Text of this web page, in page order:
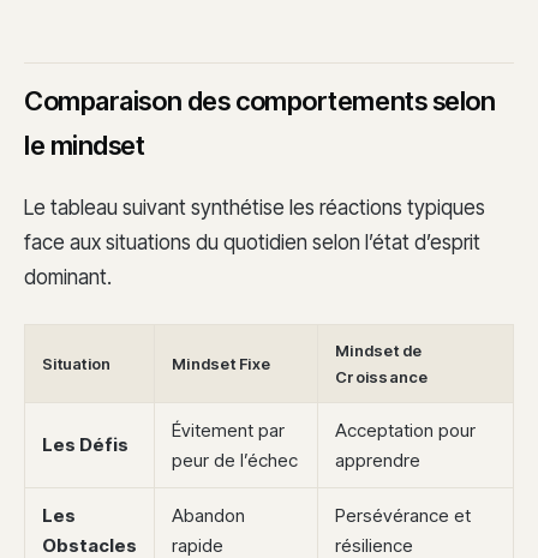
Comparaison des comportements selon
le mindset
Le tableau suivant synthétise les réactions typiques
face aux situations du quotidien selon l’état d’esprit
dominant.
Situation Mindset Fixe
Mindset de
Croissance
Les Défis
Évitement par
peur de l’échec
Acceptation pour
apprendre
Les
Obstacles
Abandon
rapide
Persévérance et
résilience